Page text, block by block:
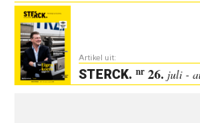
Artikel uit:
STERCK. nr26. juli -